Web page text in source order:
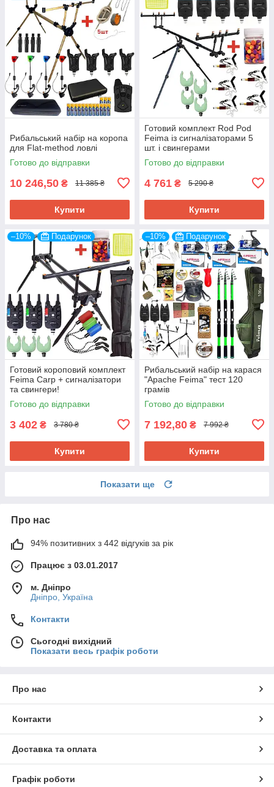
Рибальський набір на коропа
для Flat-method ловлі
Готово до відправки
10 246,50 ₴ 11 385 ₴
Купити
Готовий комплект Rod Pod
Feima із сигналізаторами 5
шт. і свингерами
Готово до відправки
4 761 ₴ 5 290 ₴
Купити
–10% Подарунок
Готовий короповий комплект
Feima Carp + сигналізатори
та свингери!
Готово до відправки
3 402 ₴ 3 780 ₴
Купити
–10% Подарунок
Рибальський набір на карася
"Apache Feima" тест 120
грамів
Готово до відправки
7 192,80 ₴ 7 992 ₴
Купити
Показати ще
Про нас
94% позитивних з 442 відгуків за рік
Працює з 03.01.2017
м. Дніпро
Дніпро, Україна
Контакти
Сьогодні вихідний
Показати весь графік роботи
Про нас
Контакти
Доставка та оплата
Графік роботи